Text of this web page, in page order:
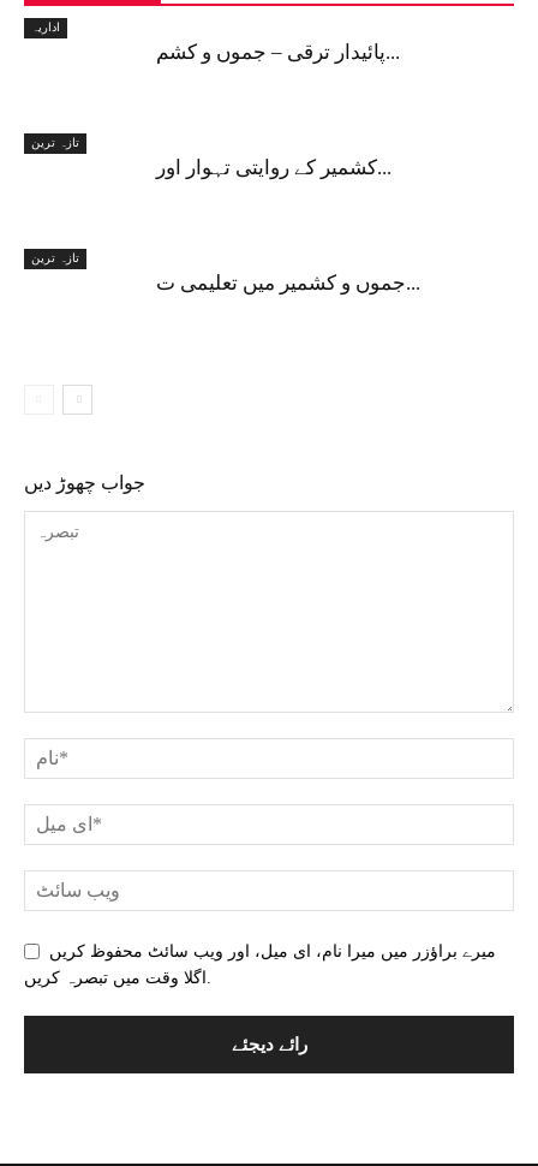
اداریہ
پائیدار ترقی – جموں و کشم...
تازہ ترین
کشمیر کے روایتی تہوار اور...
تازہ ترین
جموں و کشمیر میں تعلیمی ت...
جواب چھوڑ دیں
میرے براؤزر میں میرا نام، ای میل، اور ویب سائٹ محفوظ کریں